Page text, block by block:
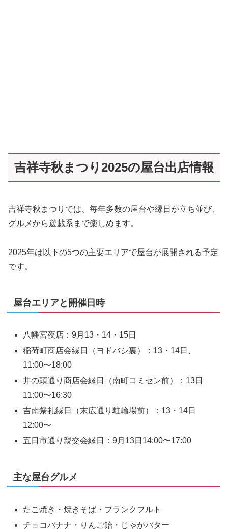
吉祥寺秋まつり2025の屋台出店情報
吉祥寺秋まつりでは、毎年多数の屋台や縁日が立ち並び、
グルメから遊戯系まで楽しめます。
2025年は以下の5つの主要エリアで屋台が展開される予定
です。
屋台エリアと開催日時
八幡宮夜店：9月13・14・15日
稲荷町商店会縁日（ヨドバシ裏）：13・14日、
11:00〜18:00
井の頭通り商店会縁日（南町コミセン前）：13日
11:00〜16:30
吉南祭礼縁日（末広通り駐輪場前）：13・14日
12:00〜
五日市通り親交会縁日：9月13日14:00〜17:00
主な屋台グルメ
たこ焼き・焼きそば・フランクフルト
チョコバナナ・りんご飴・じゃがバター